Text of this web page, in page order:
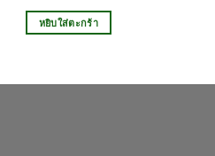
หยิบใส่ตะกร้า